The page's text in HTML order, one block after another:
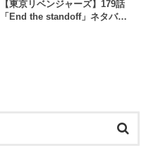
【東京リベンジャーズ】179話
「End the standoff」ネタバ…